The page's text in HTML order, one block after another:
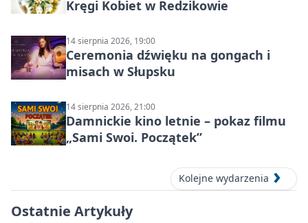
Kręgi Kobiet w Redzikowie
14 sierpnia 2026, 19:00
Ceremonia dźwięku na gongach i
misach w Słupsku
14 sierpnia 2026, 21:00
Damnickie kino letnie – pokaz filmu
„Sami Swoi. Początek”
Kolejne wydarzenia
Ostatnie Artykuły